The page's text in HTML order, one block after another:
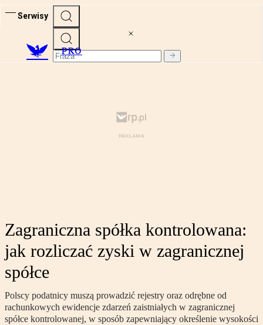
Serwisy
PRO
Zagraniczna spółka kontrolowana:
jak rozliczać zyski w zagranicznej
spółce
Polscy podatnicy muszą prowadzić rejestry oraz odrębne od
rachunkowych ewidencje zdarzeń zaistniałych w zagranicznej
spółce kontrolowanej, w sposób zapewniający określenie wysokości